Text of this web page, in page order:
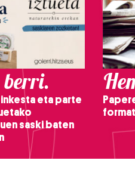
berri.
inkesta eta parte
saski baten